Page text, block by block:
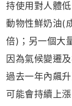
持使用對人體
動物性鮮奶油(
倍)；另一個大
因為氣候變遷
過去一年內飆
可能會持續上